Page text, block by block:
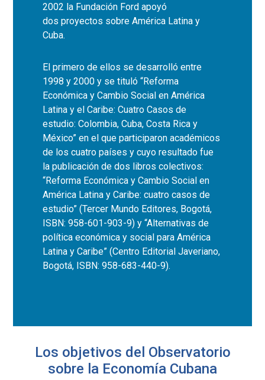
2002 la Fundación Ford apoyó
dos proyectos sobre América Latina y
Cuba.
El primero de ellos se desarrolló entre
1998 y 2000 y se tituló “Reforma
Económica y Cambio Social en América
Latina y el Caribe: Cuatro Casos de
estudio: Colombia, Cuba, Costa Rica y
México” en el que participaron académicos
de los cuatro países y cuyo resultado fue
la publicación de dos libros colectivos:
“Reforma Económica y Cambio Social en
América Latina y Caribe: cuatro casos de
estudio” (Tercer Mundo Editores, Bogotá,
ISBN: 958-601-903-9) y “Alternativas de
política económica y social para América
Latina y Caribe” (Centro Editorial Javeriano,
Bogotá, ISBN: 958-683-440-9).
Los objetivos del Observatorio
sobre la Economía Cubana